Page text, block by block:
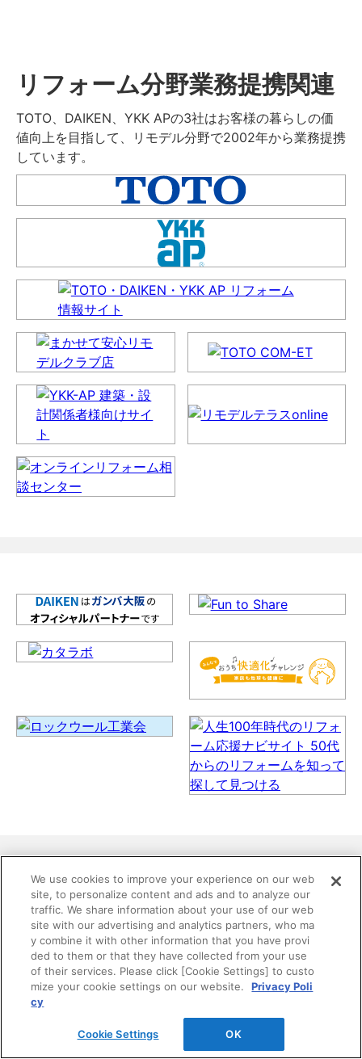
リフォーム分野業務提携関連
TOTO、DAIKEN、YKK APの3社はお客様の暮らしの価
値向上を目指して、リモデル分野で2002年から業務提携
しています。
お探しの内容は見つかりましたか？
DAIKENホームページ内の情報を検索できます。 複数
語で検索を行う場合は、単語と単語の間をスペースで
区切ってください。
We use cookies to improve your experience on our web
site, to personalize content and ads and to analyze our
traffic. We share information about your use of our web
site with our advertising and analytics partners, who ma
y combine it with other information that you have provi
ded to them or that they have collected from your use
of their services. Please click [Cookie Settings] to custo
mize your cookie settings on our website.
Privacy Poli
cy
Cookie Settings OK